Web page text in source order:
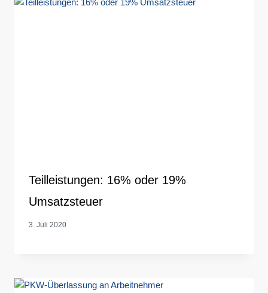
Teilleistungen: 16% oder 19%
Umsatzsteuer
3. Juli 2020